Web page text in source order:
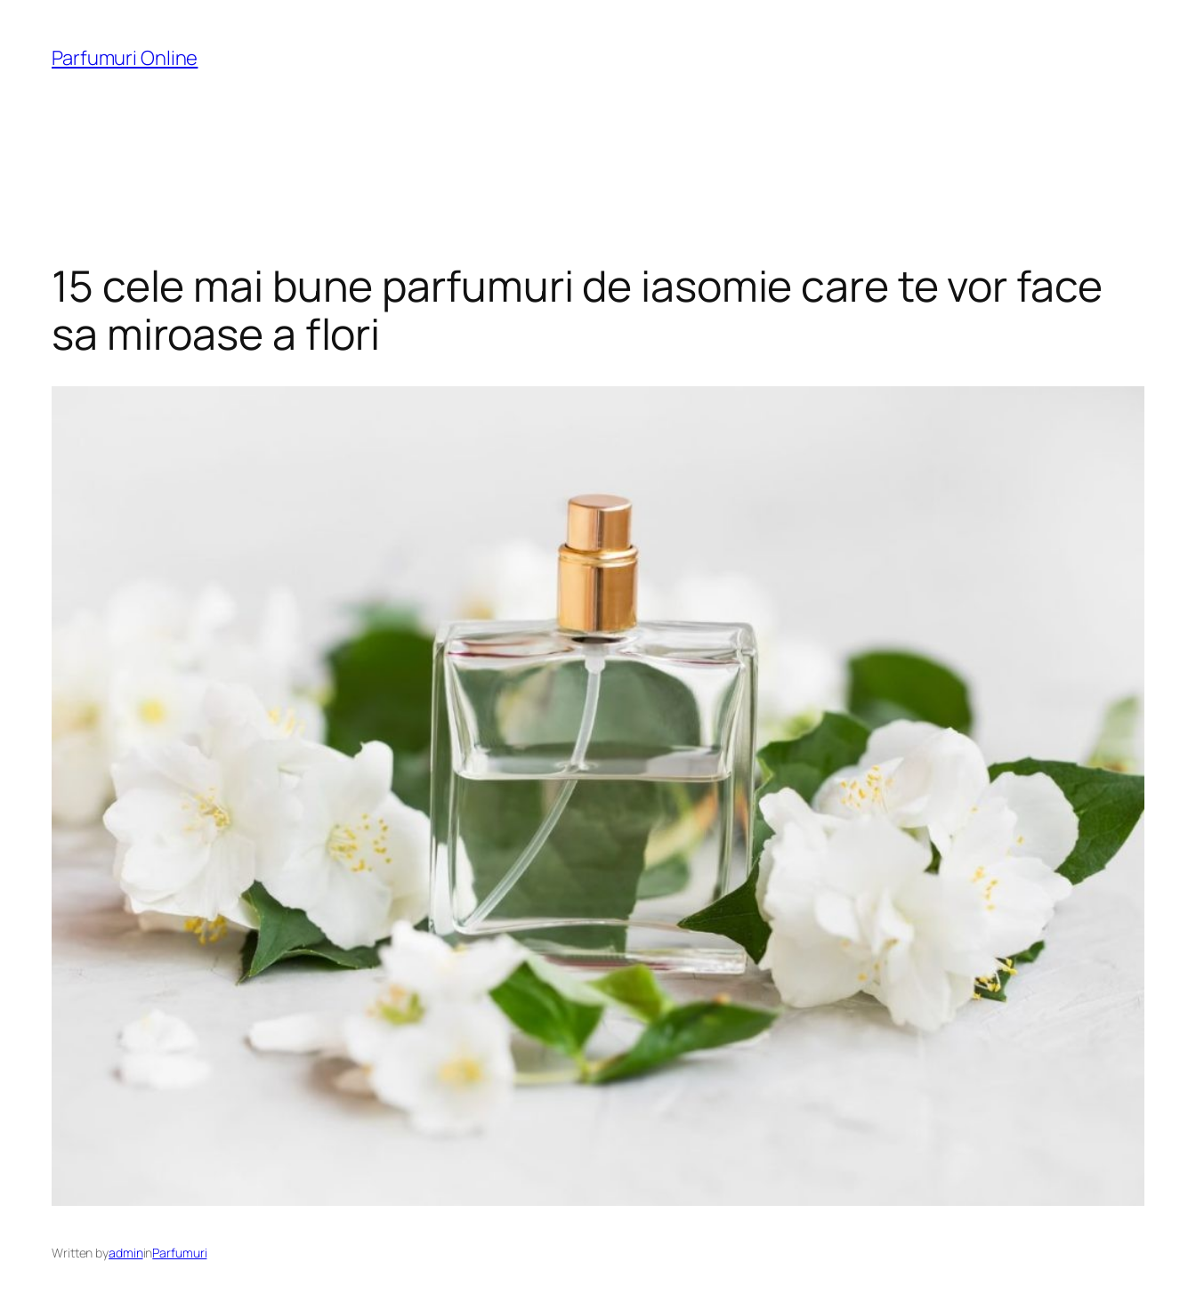
content
Parfumuri Online
15 cele mai bune parfumuri de iasomie care te vor face
sa miroase a flori
Written byadmininParfumuri